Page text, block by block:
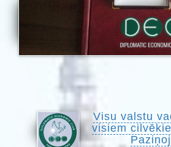
Visu valstu
visiem